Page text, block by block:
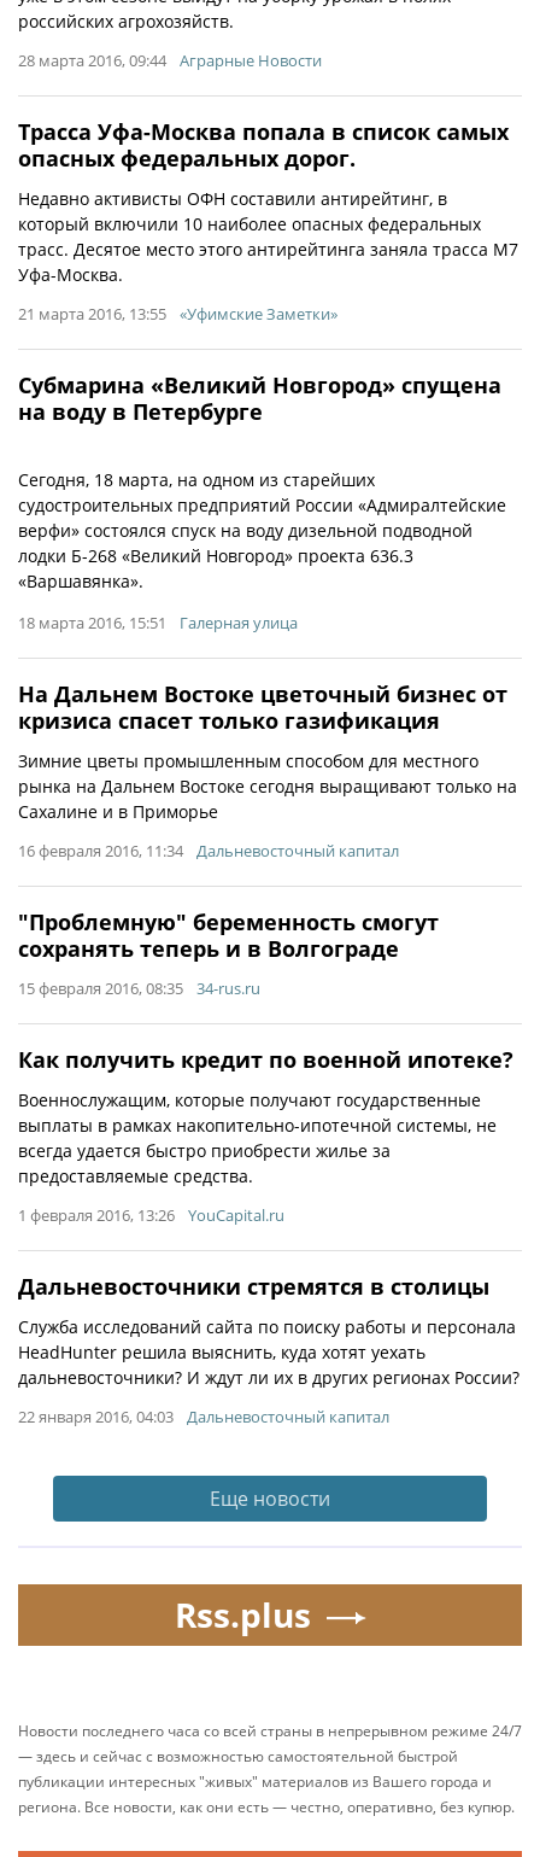
российских агрохозяйств.
28 марта 2016, 09:44 Аграрные Новости
Трасса Уфа-Москва попала в список самых
опасных федеральных дорог.
Недавно активисты ОФН составили антирейтинг, в
который включили 10 наиболее опасных федеральных
трасс. Десятое место этого антирейтинга заняла трасса М7
Уфа-Москва.
21 марта 2016, 13:55 «Уфимские Заметки»
Субмарина «Великий Новгород» спущена
на воду в Петербурге
Сегодня, 18 марта, на одном из старейших
судостроительных предприятий России «Адмиралтейские
верфи» состоялся спуск на воду дизельной подводной
лодки Б-268 «Великий Новгород» проекта 636.3
«Варшавянка».
18 марта 2016, 15:51 Галерная улица
На Дальнем Востоке цветочный бизнес от
кризиса спасет только газификация
Зимние цветы промышленным способом для местного
рынка на Дальнем Востоке сегодня выращивают только на
Сахалине и в Приморье
16 февраля 2016, 11:34 Дальневосточный капитал
"Проблемную" беременность смогут
сохранять теперь и в Волгограде
15 февраля 2016, 08:35 34-rus.ru
Как получить кредит по военной ипотеке?
Военнослужащим, которые получают государственные
выплаты в рамках накопительно-ипотечной системы, не
всегда удается быстро приобрести жилье за
предоставляемые средства.
1 февраля 2016, 13:26 YouCapital.ru
Дальневосточники стремятся в столицы
Служба исследований сайта по поиску работы и персонала
HeadHunter решила выяснить, куда хотят уехать
дальневосточники? И ждут ли их в других регионах России?
22 января 2016, 04:03 Дальневосточный капитал
Еще новости
Rss.plus
Новости последнего часа со всей страны в непрерывном режиме 24/7
— здесь и сейчас с возможностью самостоятельной быстрой
публикации интересных "живых" материалов из Вашего города и
региона. Все новости, как они есть — честно, оперативно, без купюр.